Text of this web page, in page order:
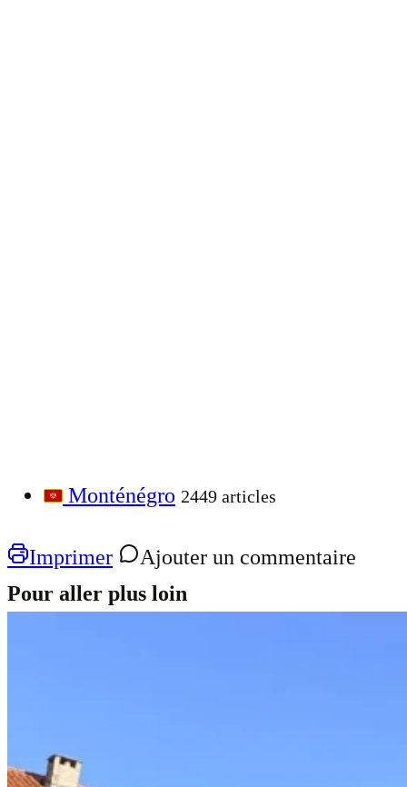
Monténégro 2449 articles
Imprimer
Ajouter un commentaire
Pour aller plus loin